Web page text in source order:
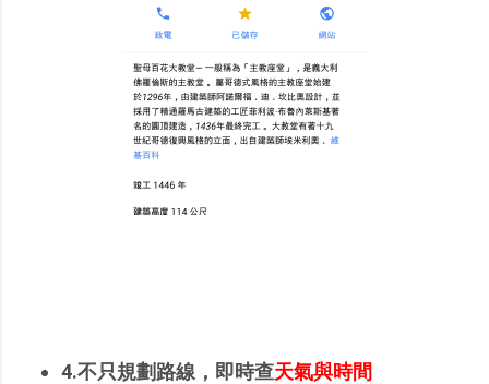
4.不只規劃路線，即時查天氣與時間